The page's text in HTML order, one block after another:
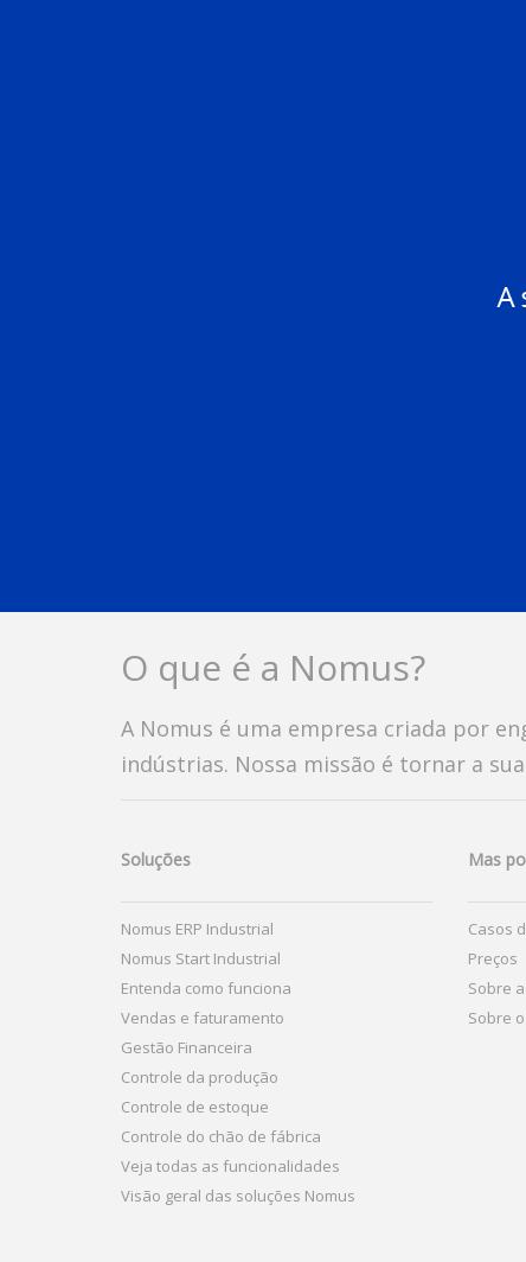
O que é a Nomus?
A Nomus é uma empresa criada por
indústrias. Nossa missão é tornar a
Soluções
Nomus ERP Industrial
Nomus Start Industrial
Entenda como funciona
Vendas e faturamento
Gestão Financeira
Controle da produção
Controle de estoque
Controle do chão de fábrica
Veja todas as funcionalidades
Visão geral das soluções Nomus
Mas
Casos
Preços
Sobre
Sobre